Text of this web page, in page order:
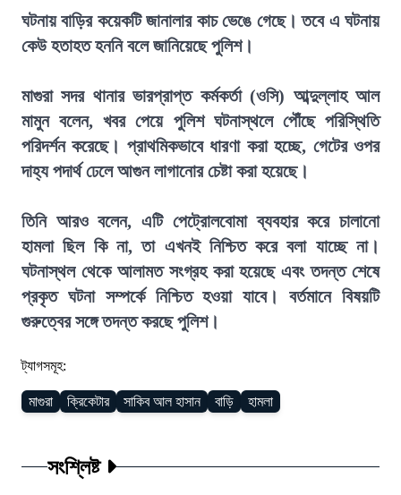
ঘটনায় বাড়ির কয়েকটি জানালার কাচ ভেঙে গেছে। তবে এ ঘটনায়
কেউ হতাহত হননি বলে জানিয়েছে পুলিশ।
মাগুরা সদর থানার ভারপ্রাপ্ত কর্মকর্তা (ওসি) আব্দুল্লাহ আল
মামুন বলেন, খবর পেয়ে পুলিশ ঘটনাস্থলে পৌঁছে পরিস্থিতি
পরিদর্শন করেছে। প্রাথমিকভাবে ধারণা করা হচ্ছে, গেটের ওপর
দাহ্য পদার্থ ঢেলে আগুন লাগানোর চেষ্টা করা হয়েছে।
তিনি আরও বলেন, এটি পেট্রোলবোমা ব্যবহার করে চালানো
হামলা ছিল কি না, তা এখনই নিশ্চিত করে বলা যাচ্ছে না।
ঘটনাস্থল থেকে আলামত সংগ্রহ করা হয়েছে এবং তদন্ত শেষে
প্রকৃত ঘটনা সম্পর্কে নিশ্চিত হওয়া যাবে। বর্তমানে বিষয়টি
গুরুত্বের সঙ্গে তদন্ত করছে পুলিশ।
ট্যাগসমূহ:
মাগুরা ক্রিকেটার সাকিব আল হাসান বাড়ি হামলা
সংশ্লিষ্ট